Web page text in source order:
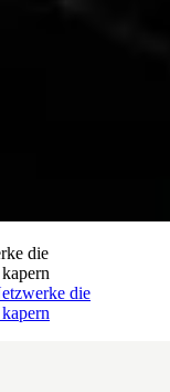
die
die